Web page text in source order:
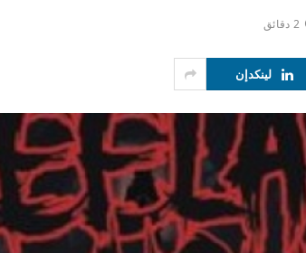
2 دقائق
لينكدإن